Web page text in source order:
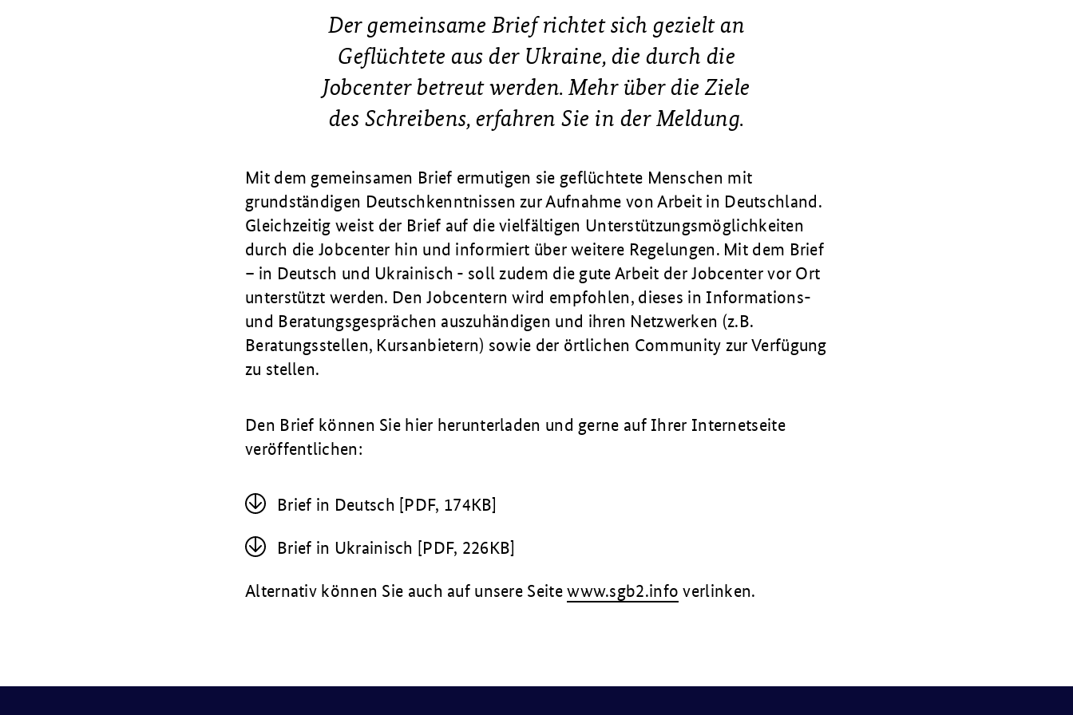
Der gemeinsame Brief richtet sich gezielt an
Geflüchtete aus der Ukraine, die durch die
Jobcenter betreut werden. Mehr über die Ziele
des Schreibens, erfahren Sie in der Meldung.
Mit dem gemeinsamen Brief ermutigen sie geflüchtete Menschen mit
grundständigen Deutschkenntnissen zur Aufnahme von Arbeit in Deutschland.
Gleichzeitig weist der Brief auf die vielfältigen Unterstützungsmöglichkeiten
durch die Jobcenter hin und informiert über weitere Regelungen. Mit dem Brief
– in Deutsch und Ukrainisch - soll zudem die gute Arbeit der Jobcenter vor Ort
unterstützt werden. Den Jobcentern wird empfohlen, dieses in Informations-
und Beratungsgesprächen auszuhändigen und ihren Netzwerken (z.B.
Beratungsstellen, Kursanbietern) sowie der örtlichen Community zur Verfügung
zu stellen.
Den Brief können Sie hier herunterladen und gerne auf Ihrer Internetseite
veröffentlichen:
Brief in Deutsch [PDF, 174KB]
Brief in Ukrainisch [PDF, 226KB]
Alternativ können Sie auch auf unsere Seitewww.sgb2.info verlinken.